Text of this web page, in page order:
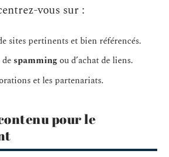
vous sur :
sites pertinents et bien référencés.
spammingou d’achat de liens.
et les partenariats.
pour le